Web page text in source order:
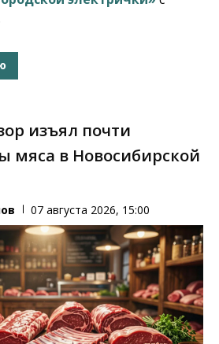
изъял почти
мяса в Новосибирской
07 августа 2026, 15:00